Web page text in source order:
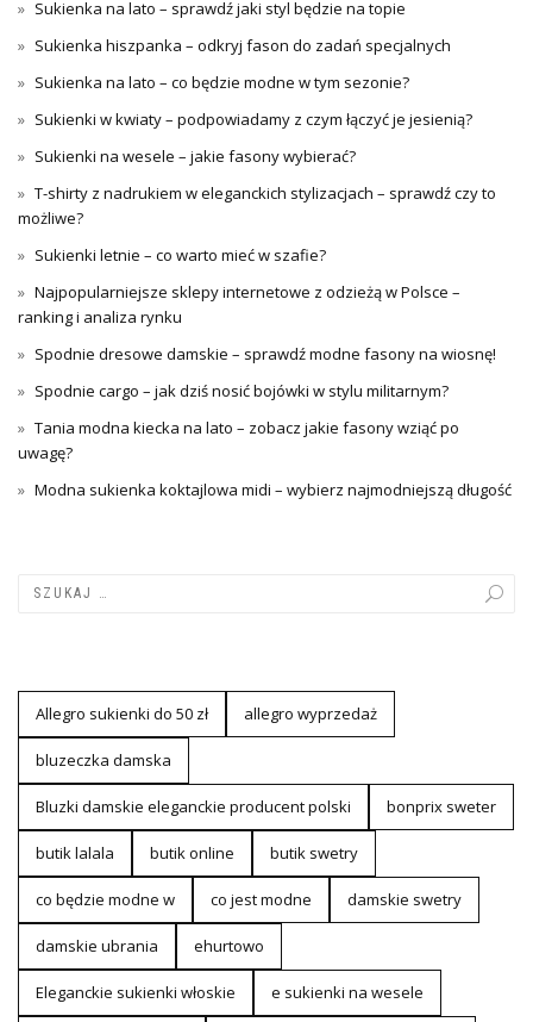
Sukienka na lato – sprawdź jaki styl będzie na topie
Sukienka hiszpanka – odkryj fason do zadań specjalnych
Sukienka na lato – co będzie modne w tym sezonie?
Sukienki w kwiaty – podpowiadamy z czym łączyć je jesienią?
Sukienki na wesele – jakie fasony wybierać?
T-shirty z nadrukiem w eleganckich stylizacjach – sprawdź czy to
możliwe?
Sukienki letnie – co warto mieć w szafie?
Najpopularniejsze sklepy internetowe z odzieżą w Polsce –
ranking i analiza rynku
Spodnie dresowe damskie – sprawdź modne fasony na wiosnę!
Spodnie cargo – jak dziś nosić bojówki w stylu militarnym?
Tania modna kiecka na lato – zobacz jakie fasony wziąć po
uwagę?
Modna sukienka koktajlowa midi – wybierz najmodniejszą długość
Allegro sukienki do 50 zł allegro wyprzedaż
bluzeczka damska
Bluzki damskie eleganckie producent polski bonprix sweter
butik lalala butik online butik swetry
co będzie modne w co jest modne damskie swetry
damskie ubrania ehurtowo
Eleganckie sukienki włoskie e sukienki na wesele